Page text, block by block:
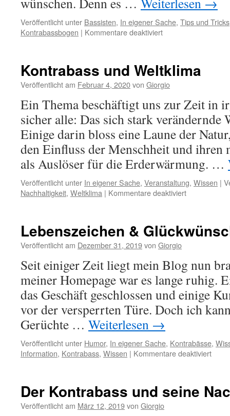
Veröffentlicht unter Bassisten, In eigener Sache, Tips und Tricks
Kontrabassbogen | Kommentare deaktiviertfür
den
richtigen
!?!?
Kontrabass und Weltklima
Veröffentlicht am Februar 4, 2020von Giorgio
Ein Thema beschäftigt uns zur Zeit in
sicher alle: Das sich stark verändernde
Einige darin bloss eine Laune der
den Einfluss der Menschheit und ihren
als Auslöser für die Erderwärmung. …
Veröffentlicht unter In eigener Sache, Veranstaltung, Wissen |
Nachhaltigkeit, Weltklima | Kommentare deaktiviertfür
Lebenszeichen &
Veröffentlicht am Dezember 31, 2019von Giorgio
Seit einiger Zeit liegt mein Blog nun
meiner Homepage war es lange ruhig.
das Geschäft geschlossen und einige
vor der versperrten Türe. Doch ich
Gerüchte … Weiterlesen →
Veröffentlicht unter Humor, In eigener Sache, Kontrabässe,
Information, Kontrabass, Wissen | Kommentare deaktiviertfür
Der Kontrabass und seine
Veröffentlicht am März 12, 2019von Giorgio